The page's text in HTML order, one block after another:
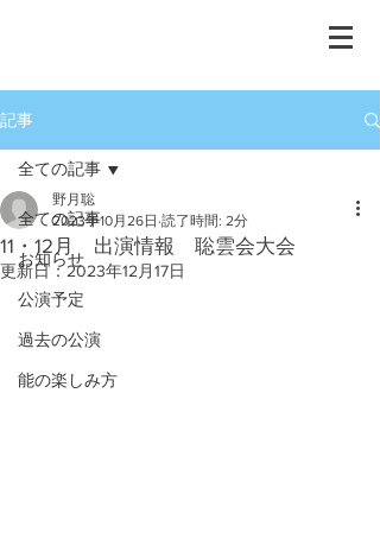
記事
全ての記事
お知らせ
公演予定
過去の公演
能の楽しみ方
全ての記事
11・12月 出演情報 聡雲会大会
野月聡
2023年10月26日 読了時間: 2分
更新日：2023年12月17日